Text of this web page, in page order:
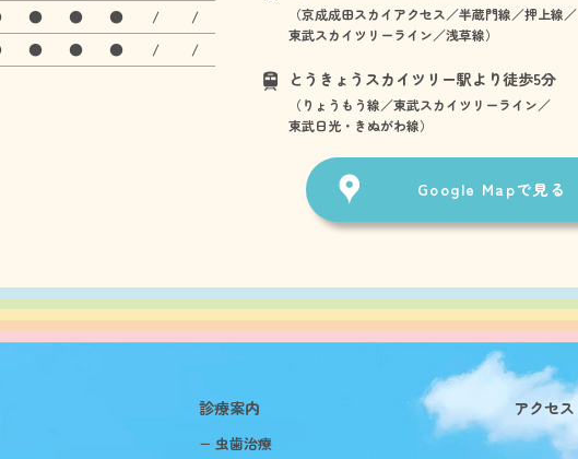
● ● ● /
/
● ● ● / /
（京成成田スカイアクセス／半蔵門線／押上線／
東武スカイツリーライン／浅草線）
とうきょうスカイツリー駅より徒歩5分
（りょうもう線／東武スカイツリーライン／
東武日光・きぬがわ線）
Google Mapで見る
診療案内
− 虫歯治療
アクセス